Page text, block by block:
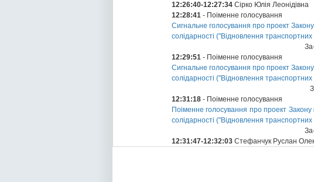
12:26:40-12:27:34 Сірко Юлія Леонідівна
12:28:41 - Поіменне голосування
Сигнальне голосування про проект
солідарності ("Відновлення
12:29:51 - Поіменне голосування
Сигнальне голосування про проект
солідарності ("Відновлення
12:31:18 - Поіменне голосування
Поіменне голосування про проект
солідарності ("Відновлення
12:31:47-12:32:03 Стефанчук Руслан